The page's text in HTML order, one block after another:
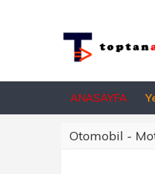
ANASAYFA
Otomobil -